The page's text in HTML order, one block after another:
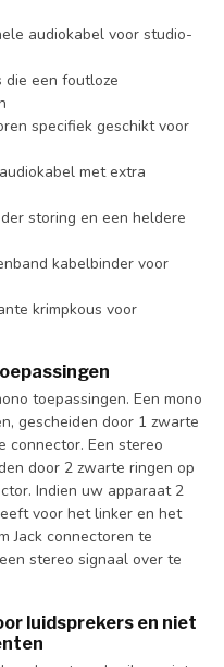
audiokabel voor studio-
die een foutloze
specifiek geschikt voor
met extra
storing en een heldere
kabelbinder voor
krimpkous voor
toepassingen. Een mono
gescheiden door 1 zwarte
connector. Een stereo
door 2 zwarte ringen op
Indien uw apparaat 2
voor het linker en het
Jack connectoren te
stereo signaal over te
luidsprekers en niet